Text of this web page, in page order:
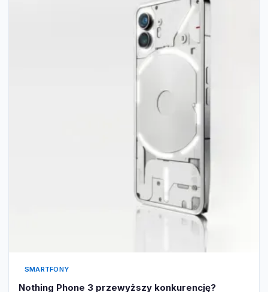
SMARTFONY
Nothing Phone 3 przewyższy konkurencję?